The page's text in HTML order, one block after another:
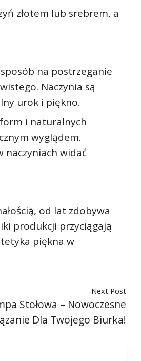
złotem lub srebrem, a
na postrzeganie
Naczynia są
urok i piękno.
i naturalnych
wyglądem.
naczyniach widać
od lat zdobywa
produkcji przyciągają
piękna w
Next Post
Stołowa – Nowoczesne
Dla Twojego Biurka!